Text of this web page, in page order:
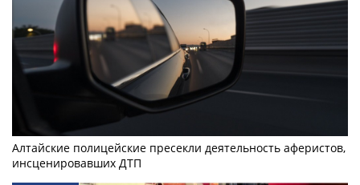
Алтайские полицейские пресекли деятельность аферистов,
инсценировавших ДТП